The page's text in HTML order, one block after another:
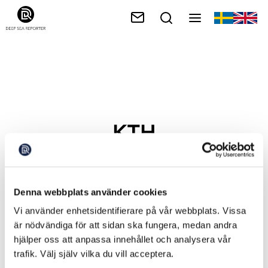
Denna webbplats använder cookies
Vi använder enhetsidentifierare på vår webbplats. Vissa
är nödvändiga för att sidan ska fungera, medan andra
hjälper oss att anpassa innehållet och analysera vår
trafik. Välj själv vilka du vill acceptera.
KTH